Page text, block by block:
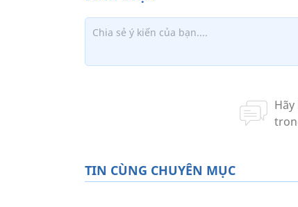
TIN CÙNG CHUYÊN MỤC